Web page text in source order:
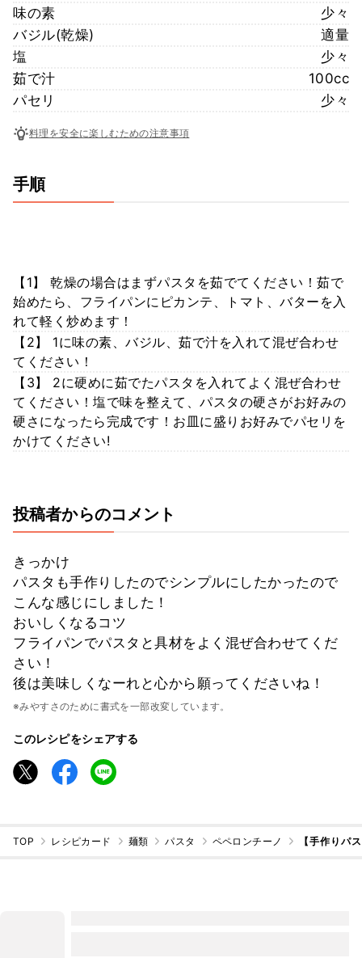
味の素
少々
バジル(乾燥)
適量
塩
少々
茹で汁
100cc
パセリ
少々
料理を安全に楽しむための注意事項
手順
【1】 乾燥の場合はまずパスタを茹でてください！茹で
始めたら、フライパンにピカンテ、トマト、バターを入
れて軽く炒めます！
【2】 1に味の素、バジル、茹で汁を入れて混ぜ合わせ
てください！
【3】 2に硬めに茹でたパスタを入れてよく混ぜ合わせ
てください！塩で味を整えて、パスタの硬さがお好みの
硬さになったら完成です！お皿に盛りお好みでパセリを
かけてください!
投稿者からのコメント
きっかけ
パスタも手作りしたのでシンプルにしたかったので
こんな感じにしました！
おいしくなるコツ
フライパンでパスタと具材をよく混ぜ合わせてくだ
さい！
後は美味しくなーれと心から願ってくださいね！
※みやすさのために書式を一部改変しています。
このレシピをシェアする
TOP レシピカード 麺類 パスタ ペペロンチーノ 【手作りパ